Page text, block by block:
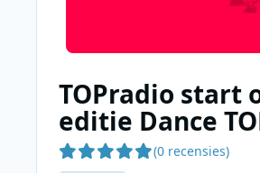
TOPradio start
editie Dance
(0 recensies)